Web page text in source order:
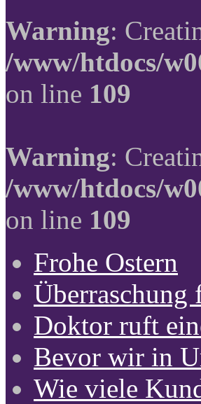
Warning:
/www/htdocs/
on line 109
Warning:
/www/htdocs/
on line 109
Frohe Ostern
Doktor ruft
Bevor wir in
Wie viele